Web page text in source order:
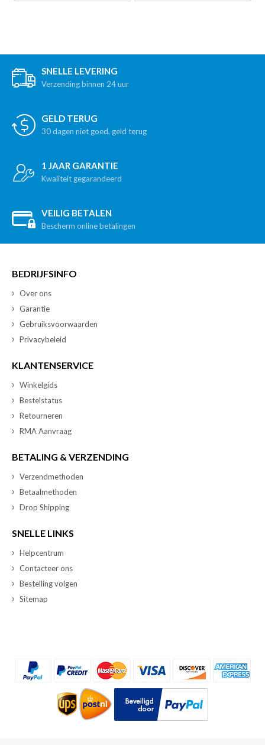
SNELLE LEVERING
Verzending binnen 24 uur
GELD TERUG
30 dagen niet goed, geld terug
1 JAAR GARANTIE
Kwaliteit gegarandeerd
VEILIG BETALEN
Bescherm online betalingen
BEDRIJFSINFO
Over ons
Garantie
Gebruiksvoorwaarden
Privacybeleid
KLANTENSERVICE
Winkelgids
Bestelstatus
Retourneren
RMA Aanvraag
BETALING & VERZENDING
Verzendmethoden
Betaalmethoden
Drop Shipping
SNELLE LINKS
Helpcentrum
Contacteer ons
Bestelling volgen
Sitemap